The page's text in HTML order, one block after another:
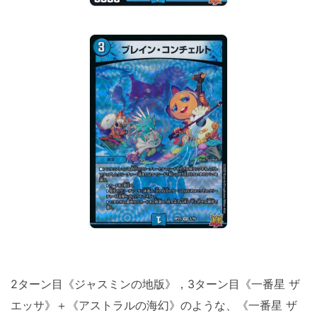
2ターン目《ジャスミンの地版》，3ターン目《一番星 ザ
エッサ》＋《アストラルの海幻》のような、《一番星 ザ